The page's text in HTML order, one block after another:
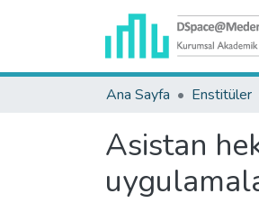
Ana Sayfa Enstitüler
Asistan